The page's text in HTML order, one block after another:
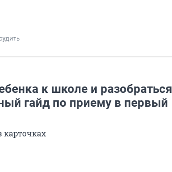
к школе и разобраться
гайд по приему в первый